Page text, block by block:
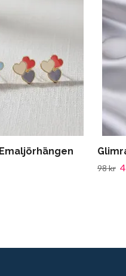
98 kr